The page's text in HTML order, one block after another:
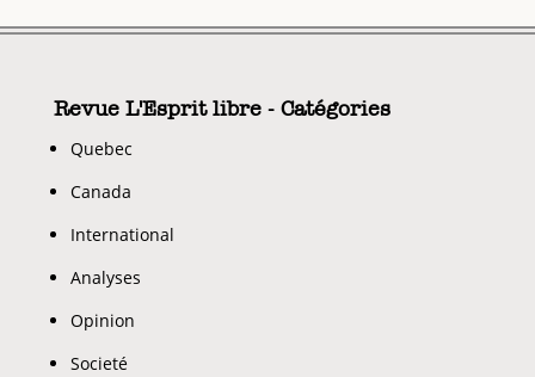
Revue L'Esprit libre - Catégories
Quebec
Canada
International
Analyses
Opinion
Societé